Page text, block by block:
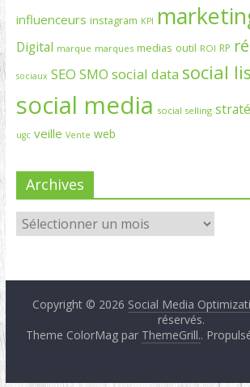
influenceurs instagram KPI
Digital marque marques medias outil ROI RP
sociaux SEO SMO social data social
social media social selling
ugc veille Vente web
Archives
Copyright © 2026 Social Media
réservés.
Theme ColorMag par ThemeGrill..